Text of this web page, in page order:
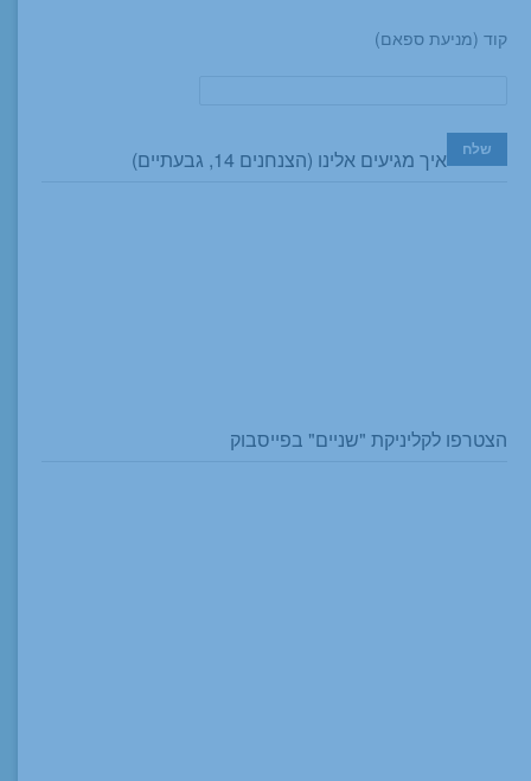
קוד (מניעת ספאם)
איך מגיעים אלינו (הצנחנים 14, גבעתיים)
הצטרפו לקליניקת "שניים" בפייסבוק